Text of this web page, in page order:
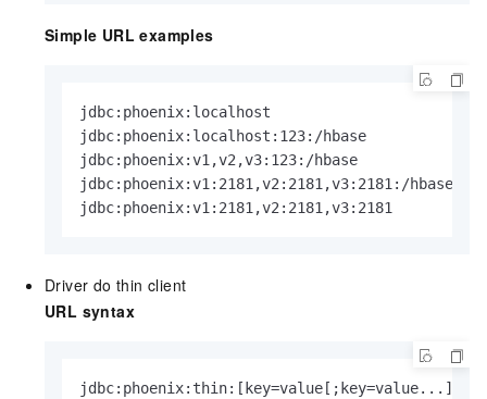
Simple URL examples
jdbc:phoenix:localhost
jdbc:phoenix:localhost:123:/hbase
jdbc:phoenix:v1,v2,v3:123:/hbase
jdbc:phoenix:v1:2181,v2:2181,v3:2181:/hbase
jdbc:phoenix:v1:2181,v2:2181,v3:2181
Driver do thin client
URL syntax
jdbc:phoenix:thin:[key=value[;key=value...]]